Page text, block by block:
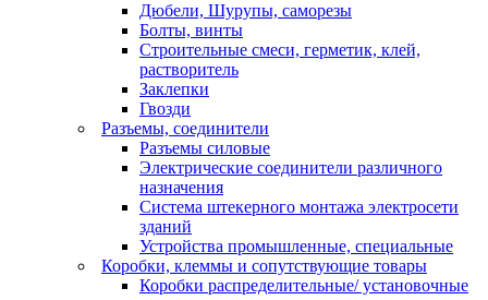
Дюбели, Шурупы, саморезы
Болты, винты
Строительные смеси, герметик, клей,
растворитель
Заклепки
Гвозди
Разъемы, соединители
Разъемы силовые
Электрические соединители различного
назначения
Система штекерного монтажа электросети
зданий
Устройства промышленные, специальные
Коробки, клеммы и сопутствующие товары
Коробки распределительные/ установочные